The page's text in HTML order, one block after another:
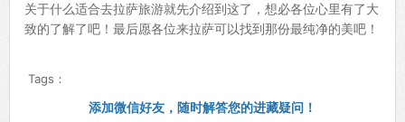
关于什么适合去拉萨旅游就先介绍到这了，想必各位心里有了大
致的了解了吧！最后愿各位来拉萨可以找到那份最纯净的美吧！
Tags：
添加微信好友，随时解答您的进藏疑问！